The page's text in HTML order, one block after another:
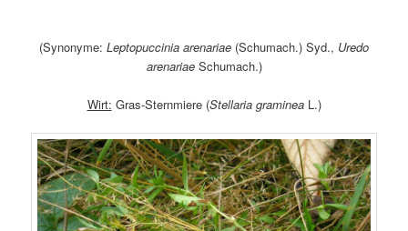
(Synonyme: Leptopuccinia arenariae (Schumach.) Syd., Uredo
arenariaeSchumach.)
Wirt: Gras-Sternmiere (Stellaria gramineaL.)